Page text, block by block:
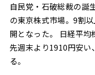
自民党・石破総裁の誕
の東京株式市場。9割
開となった。 日経平均
先週末より1910円安い
る。